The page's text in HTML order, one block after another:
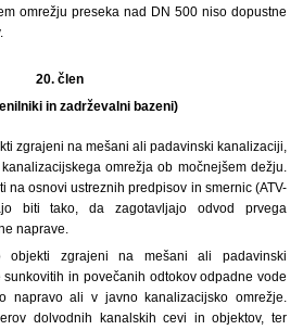
omrežju preseka nad DN 500 niso dopustne
20. člen
in zadrževalni bazeni)
zgrajeni na mešani ali padavinski kanalizaciji,
omrežja ob močnejšem dežju.
na osnovi ustreznih predpisov in smernic (ATV-
biti tako, da zagotavljajo odvod prvega
naprave.
objekti zgrajeni na mešani ali padavinski
in povečanih odtokov odpadne vode
napravo ali v javno kanalizacijsko omrežje.
dolvodnih kanalskih cevi in objektov, ter